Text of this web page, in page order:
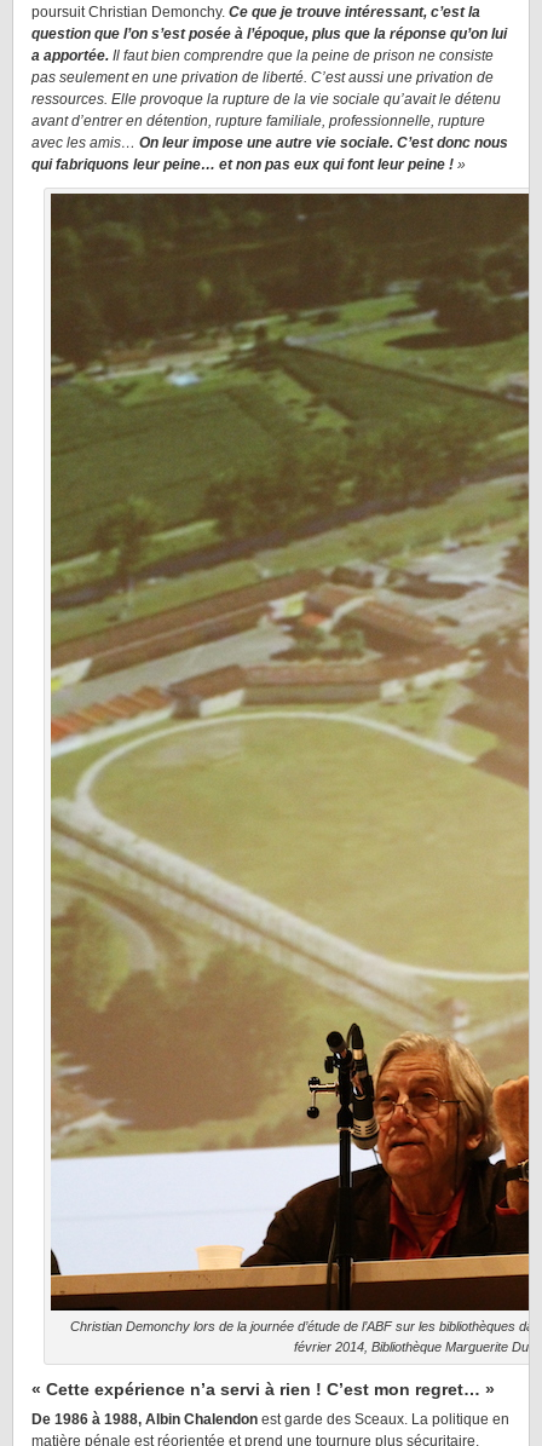
poursuit Christian Demonchy. Ce que je trouve intéressant, c’est la
question que l’on s’est posée à l’époque, plus que la réponse qu’on lui
a apportée. Il faut bien comprendre que la peine de prison ne consiste
pas seulement en une privation de liberté. C’est aussi une privation de
ressources. Elle provoque la rupture de la vie sociale qu’avait le détenu
avant d’entrer en détention, rupture familiale, professionnelle, rupture
avec les amis… On leur impose une autre vie sociale. C’est donc nous
qui fabriquons leur peine… et non pas eux qui font leur peine ! »
Christian Demonchy lors de la journée d’étude de l’ABF sur les bibliothèques
février 2014, Bibliothèque Marguerite
« Cette expérience n’a servi à rien ! C’est mon regret… »
De 1986 à 1988, Albin Chalendon est garde des Sceaux. La politique en
matière pénale est réorientée et prend une tournure plus sécuritaire.